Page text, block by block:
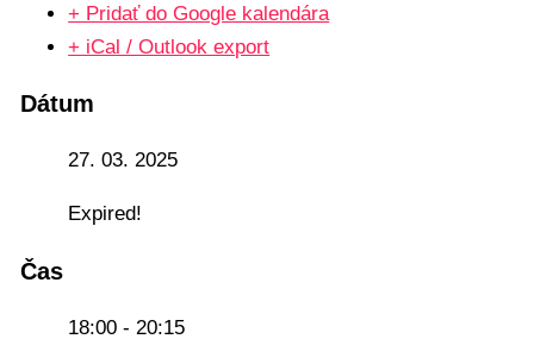
+ Pridať do Google kalendára
+ iCal / Outlook export
Dátum
27. 03. 2025
Expired!
Čas
18:00 - 20:15